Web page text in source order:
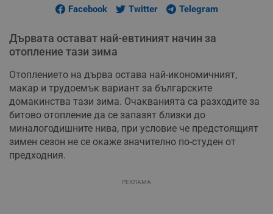
Facebook Twitter Telegram
Дървата остават най-евтиният начин за
отопление тази зима
Отоплението на дърва остава най-икономичният,
макар и трудоемък вариант за българските
домакинства тази зима. Очакванията са разходите за
битово отопление да се запазят близки до
миналогодишните нива, при условие че предстоящият
зимен сезон не се окаже значително по-студен от
предходния.
РЕКЛАМА